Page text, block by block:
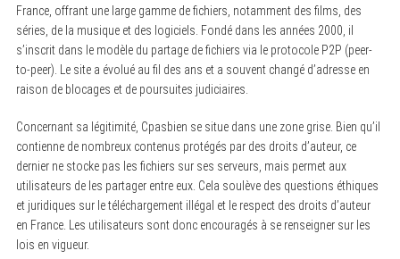
France, offrant une large gamme de fichiers, notamment des films, des
séries, de la musique et des logiciels. Fondé dans les années 2000, il
s’inscrit dans le modèle du partage de fichiers via le protocole P2P (peer-
to-peer). Le site a évolué au fil des ans et a souvent changé d’adresse en
raison de blocages et de poursuites judiciaires.
Concernant sa légitimité, Cpasbien se situe dans une zone grise. Bien qu’il
contienne de nombreux contenus protégés par des droits d’auteur, ce
dernier ne stocke pas les fichiers sur ses serveurs, mais permet aux
utilisateurs de les partager entre eux. Cela soulève des questions éthiques
et juridiques sur le téléchargement illégal et le respect des droits d’auteur
en France. Les utilisateurs sont donc encouragés à se renseigner sur les
lois en vigueur.